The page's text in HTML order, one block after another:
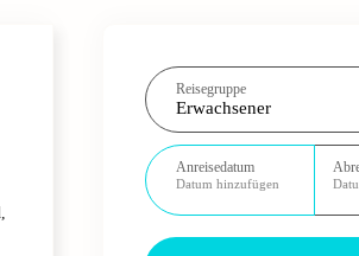
Reisegruppe
Erwachsener
Anreisedatum
Datum hinzufügen